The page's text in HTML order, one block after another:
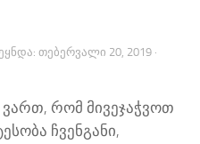
ᲗᲔᲑᲔᲠᲕᲐᲚᲘ 20, 2019 ·
რომ მივეჯაჭვოთ
ჩვენგანი,